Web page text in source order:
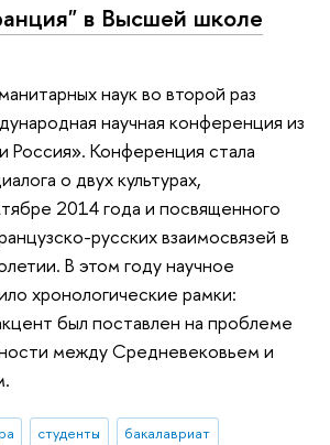
в Высшей школе
наук во второй раз
научная конференция из
Россия». Конференция стала
о двух культурах,
2014 года и посвященного
русских взаимосвязей в
В этом году научное
хронологические рамки:
был поставлен на проблеме
между Средневековьем и
студенты
бакалавриат